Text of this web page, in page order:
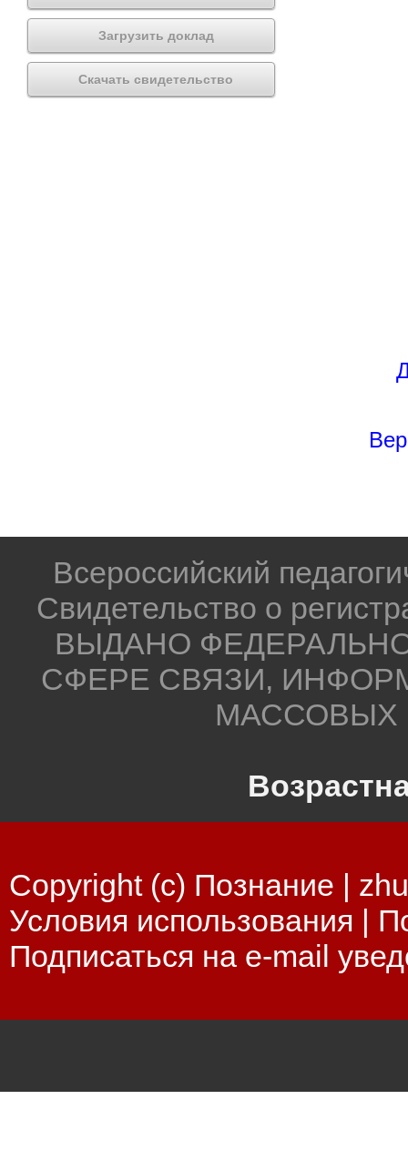
Загрузить доклад
Скачать свидетельство
Всероссийский
Свидетельство о
ВЫДАНО
СФЕРЕ СВЯЗИ,
МАССОВЫХ
Copyright (c) Познание |
Условия использования |
Подписаться на e-mail